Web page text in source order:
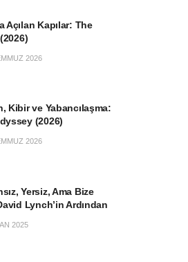
Açılan Kapılar: The
2026
Kibir ve Yabancılaşma:
(2026)
2026
Yersiz, Ama Bize
Lynch’in Ardından
2025